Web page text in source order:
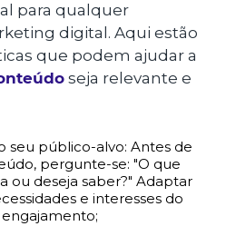
para qualquer
digital. Aqui estão
que podem ajudar a
seja relevante e
seu público-alvo: Antes de
pergunte-se: "O que
ou deseja saber?" Adaptar
e interesses do